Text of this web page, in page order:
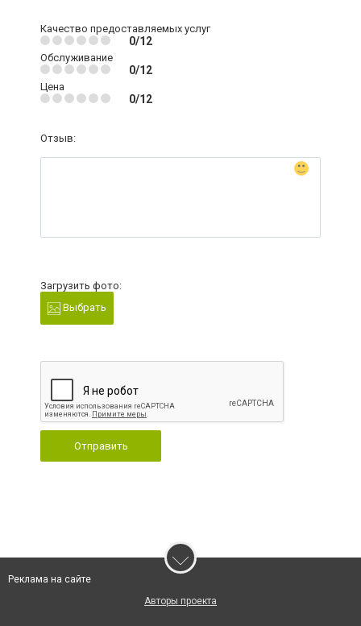
Качество предоставляемых услуг
0/12
Обслуживание
0/12
Цена
0/12
Отзыв:
Загрузить фото:
Выбрать
Отправить
Реклама на сайте
Авторы проекта